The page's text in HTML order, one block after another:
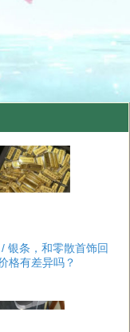
银条，和零散首饰回
格有差异吗？